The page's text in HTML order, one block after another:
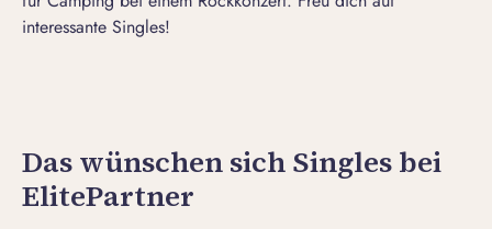
interessante Singles!
Das wünschen sich Singles bei
ElitePartner